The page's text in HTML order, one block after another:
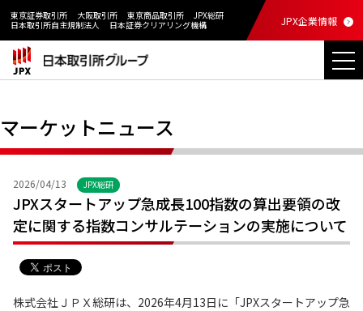
東京証券取引所 大阪取引所 東京商品取引所
JPX総研
日本取引所自主規制法人
日本証券クリアリング機構 JPX企業情報
マーケットニュース
2026/04/13 JPX総研
JPXスタートアップ急成長100指数の算出要領の改
定に関する指数コンサルテーションの実施について
株式会社ＪＰＸ総研は、2026年4月13日に「JPXスタートアップ急